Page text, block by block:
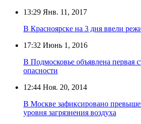
13:29 Янв. 11, 2017
В Красноярске на 3 дня ввели
17:32 Июнь 1, 2016
В Подмосковье объявлена первая
опасности
12:44 Ноя. 20, 2014
В Москве зафиксировано
уровня загрязнения воздуха